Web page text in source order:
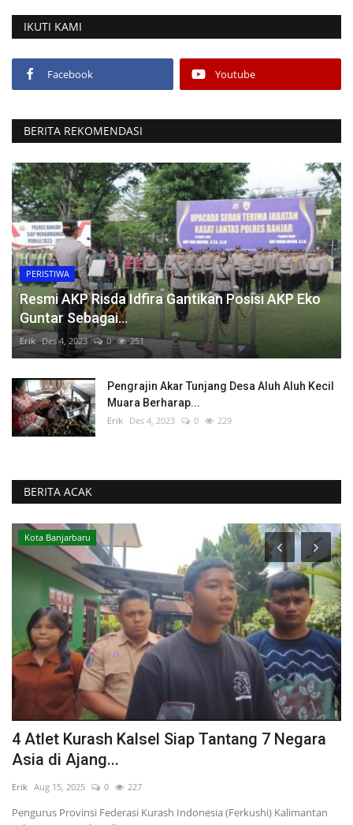
IKUTI KAMI
Facebook Youtube
BERITA REKOMENDASI
PERISTIWA
Resmi AKP Risda Idfira Gantikan Posisi AKP Eko
Guntar Sebagai...
Erik Des 4, 2023 0 251
Pengrajin Akar Tunjang Desa Aluh Aluh Kecil
Muara Berharap...
Erik Des 4, 2023 0 229
BERITA ACAK
Kota Banjarbaru
4 Atlet Kurash Kalsel Siap Tantang 7 Negara
Asia di Ajang...
Erik Aug 15, 2025 0 227
Pengurus Provinsi Federasi Kurash Indonesia (Ferkushi) Kalimantan